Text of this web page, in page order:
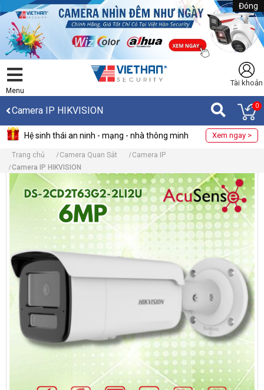
Đóng
Menu
Tài khoản
Camera IP HIKVISION 0
Hệ sinh thái an ninh - mạng - nhà thông minh Xem ngay >
Trang chủ Camera Quan Sát
Camera IP
Camera IP HIKVISION